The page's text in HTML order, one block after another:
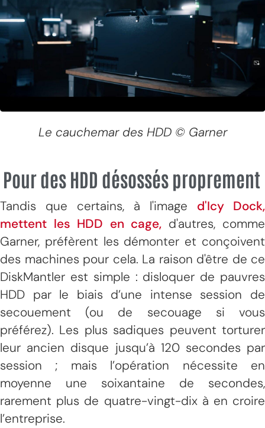
Le cauchemar des HDD © Garner
Pour des HDD désossés proprement
Tandis que certains, à l'image d'Icy Dock,
mettent les HDD en cage, d'autres, comme
Garner, préfèrent les démonter et conçoivent
des machines pour cela. La raison d'être de ce
DiskMantler est simple : disloquer de pauvres
HDD par le biais d’une intense session de
secouement (ou de secouage si vous
préférez). Les plus sadiques peuvent torturer
leur ancien disque jusqu’à 120 secondes par
session ; mais l’opération nécessite en
moyenne une soixantaine de secondes,
rarement plus de quatre-vingt-dix à en croire
l’entreprise.